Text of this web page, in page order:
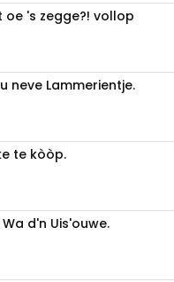
oe 's zegge?! vollop
neve Lammerientje.
te kòòp.
d'n Uis'ouwe.